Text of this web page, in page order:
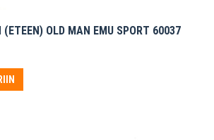
(ETEEN) OLD MAN EMU SPORT 60037